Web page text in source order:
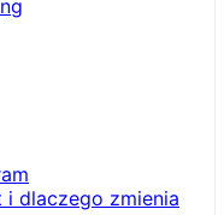
dlaczego zmienia